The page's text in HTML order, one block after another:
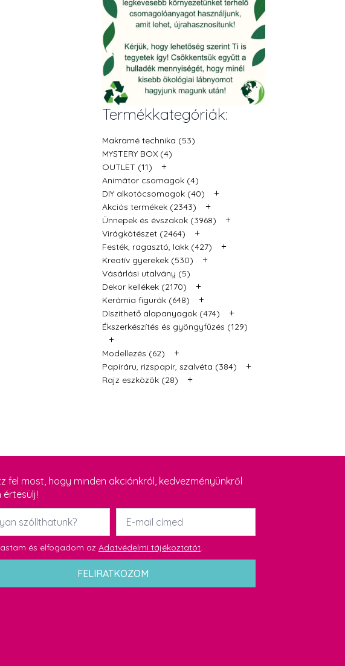
Termékkategóriák:
Makramé technika (53)
MYSTERY BOX (4)
OUTLET (11)
+
Animátor csomagok (4)
DIY alkotócsomagok (40)
+
Akciós termékek (2343) +
Ünnepek és évszakok (3968) +
Virágkötészet (2464) +
Festék, ragasztó, lakk (427) +
Kreatív gyerekek (530) +
Vásárlási utalvány (5)
Dekor kellékek (2170)
+
Kerámia figurák (648) +
Díszíthető alapanyagok (474) +
Ékszerkészítés és gyöngyfűzés (129)
+
Modellezés (62) +
Papíráru, rizspapír, szalvéta (384) +
Rajz eszközök (28) +
fel most, hogy minden akciónkról, kedvezményünkről
értesülj!
Email
és elfogadom az Adatvédelmi tájékoztatót
FELIRATKOZOM